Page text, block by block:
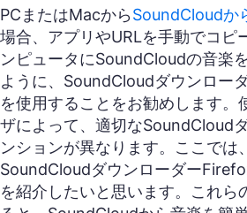
PCまたはMacからSoundCloudか
場合、アプリやURLを手動でコピ
ンピュータにSoundCloudの音楽
ように、SoundCloudダウンロー
を使用することをお勧めします。
ザによって、適切なSoundCloud
ンションが異なります。ここでは
SoundCloudダウンローダー
を紹介したいと思います。これら